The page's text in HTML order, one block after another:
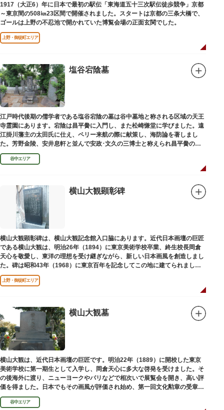
1917（大正6）年に日本で最初の駅伝「東海道五十三次駅伝徒歩競争」京都
～東京間の508㎞23区間で開催されました。スタートは京都の三条大橋で、
ゴールは上野の不忍池で開かれていた博覧会場の正面玄関でした。
上野・御徒町エリア
塩谷宕陰墓
江戸時代後期の儒学者である塩谷宕陰の墓は谷中墓地と称される区域の天王
寺霊園にあります。宕陰は昌平黌に入門し、また松崎慊堂に学びました。遠
江掛川藩主の太田氏に仕え、ペリー来航の際に献策し、海防論を著しまし
た。芳野金陵、安井息軒と並んで安政･文久の三博士と称えられ昌平黌の教
授として多くの文人を育て、慶応3年 （1867）に没しました。
谷中エリア
横山大観顕彰碑
横山大観顕彰碑は、横山大観記念館入口脇にあります。近代日本画壇の巨匠
である横山大観は、明治26年（1894）に東京美術学校卒業、終生校長岡倉
天心を敬愛し、東洋の理想を受け継ぎながら、新しい日本画風を創造しまし
た。碑は昭和43年（1968）に東京百年を記念してこの地に建てられまし
た。
上野・御徒町エリア
横山大観墓
横山大観は、近代日本画壇の巨匠です。明治22年（1889）に開校した東京
美術学校に第一期生として入学し、岡倉天心に多大な啓発を受けました。そ
の後海外に渡り、ニューヨークやパリなどで相次いで展覧会を開き、高い評
価を得ました。日本でもその画風が評価され始め、第一回文化勲章の受章者
となりました。お墓は谷中霊園にあります。
谷中エリア